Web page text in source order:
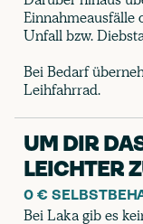
Einnahmeausfälle
Unfall bzw.
Bei Bedarf
Leihfahrrad.
UM DIR
LEICHTER
0 €
Bei Laka gib es